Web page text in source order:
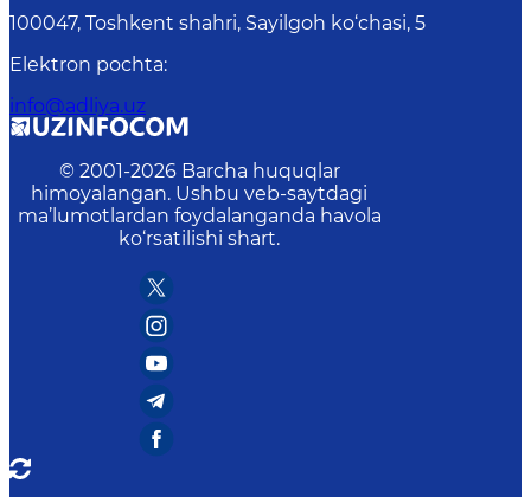
100047, Toshkent shahri, Sayilgoh ko‘chasi, 5
Elektron pochta:
info@adliya.uz
© 2001-2026 Barcha huquqlar
himoyalangan. Ushbu veb-saytdagi
ma’lumotlardan foydalanganda havola
ko‘rsatilishi shart.